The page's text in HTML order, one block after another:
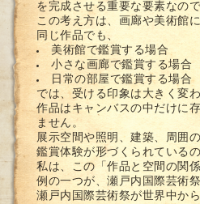
を完成させる重要な要素なので
この考え方は、画廊や美術館
同じ作品でも、
美術館で鑑賞する場合
小さな画廊で鑑賞する場合
日常の部屋で鑑賞する場合
では、受ける印象は大きく変わ
作品はキャンバスの中だけに
ません。
展示空間や照明、建築、周囲
鑑賞体験が形づくられているの
私は、この「作品と空間の関
例の一つが、瀬戸内国際芸術
瀬戸内国際芸術祭が世界中か